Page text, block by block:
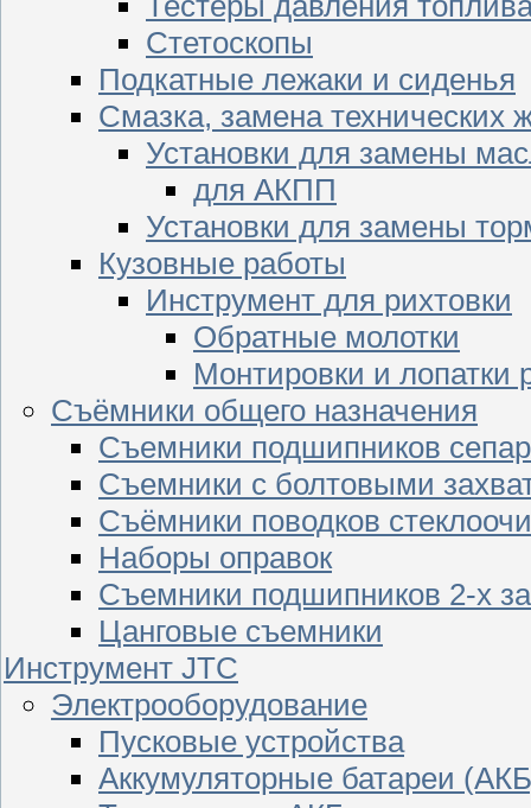
Стетоскопы
Подкатные лежаки и сиденья
Смазка, замена технических
Установки для замены
для АКПП
Установки для замены
Кузовные работы
Инструмент для рихтовки
Обратные молотки
Монтировки и лопатки
Съёмники общего назначения
Съемники подшипников
Съемники с болтовыми
Съёмники поводков
Наборы оправок
Съемники подшипников 2-х
Цанговые съемники
Инструмент JTC
Электрооборудование
Пусковые устройства
Аккумуляторные батареи